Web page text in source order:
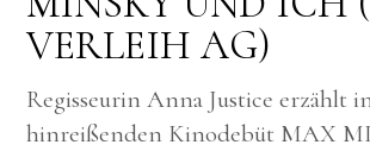
VERLEIH AG)
Regisseurin Anna Justice erzählt
hinreißenden Kinodebüt MAX